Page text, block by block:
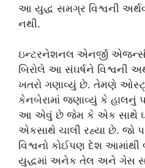
આ યુદ્ધ સમગ્ર વિશ્વની
નથી.
ઇન્ટરનેશનલ એનર્જી
બિરોલે આ સંઘર્ષને વિશ્વની
ખતરો ગણાવ્યું છે. તેમણે
કેનબેરામાં જણાવ્યું કે હાલનું
આ એવું છે જેમ કે એક સાથે
એકસાથે ચાલી રહ્યા છે. જો
વિશ્વનો કોઈપણ દેશ
યુદ્ધમાં અનેક તેલ અને ગેસ